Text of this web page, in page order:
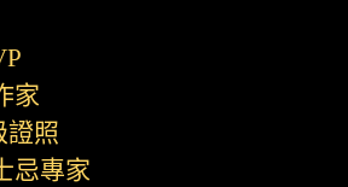
家
證照
忌專家